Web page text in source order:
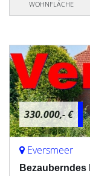
WOHNFLÄCHE
330.000,- €
Eversmeer